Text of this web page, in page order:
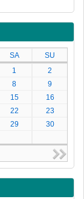
SA
SU
1
2
8
9
15
16
22
23
29
30